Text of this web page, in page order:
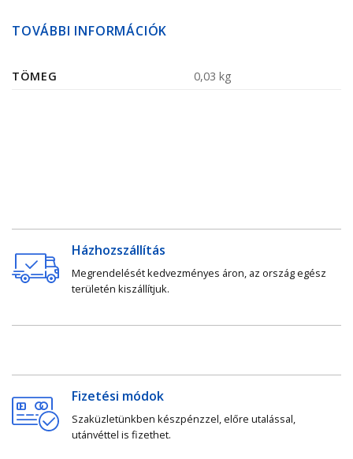
TOVÁBBI INFORMÁCIÓK
TÖMEG 0,03 kg
Házhozszállítás
Megrendelését kedvezményes áron, az ország egész
területén kiszállítjuk.
Fizetési módok
Szaküzletünkben készpénzzel, előre utalással,
utánvéttel is fizethet.